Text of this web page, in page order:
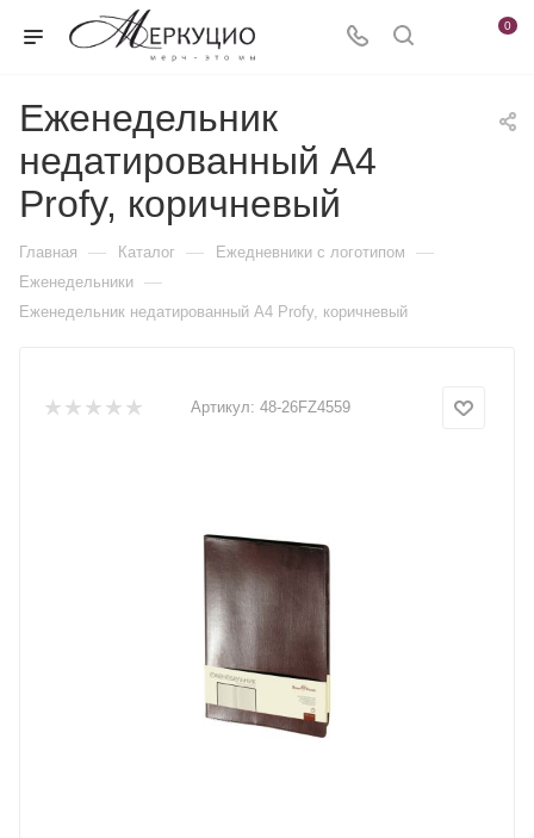
0
Еженедельник
недатированный А4
Profy, коричневый
Главная — Каталог — Ежедневники c логотипом —
Еженедельники —
Еженедельник недатированный А4 Profy, коричневый
Артикул: 48-26FZ4559